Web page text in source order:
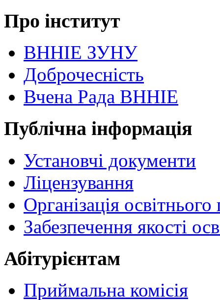
Про інститут
ВННІЕ ЗУНУ
Доброчесність
Вчена Рада ВННІЕ
Публічна інформація
Установчі документи
Ліцензування
Організація
Забезпечення якості
Абітурієнтам
Приймальна комісія